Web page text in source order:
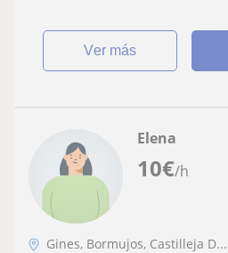
ver más
10€/h
Elena
Gines, Bormujos, Castilleja D...